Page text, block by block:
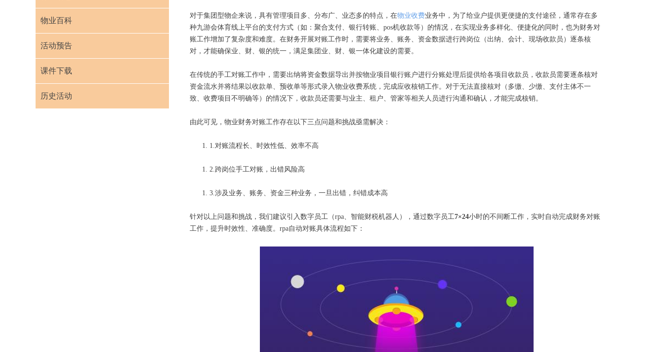
对于集团型物企来说，具有管理项目多、分布广、业态多的特点，在物业收费业务中，为了给业户提供更便捷的支付途径，通常存在多
种九游会体育线上平台的支付方式（如：聚合支付、银行转账、pos机收款等）的情况，在实现业务多样化、便捷化的同时，也为财务对
账工作增加了复杂度和难度。在财务开展对账工作时，需要将业务、账务、资金数据进行跨岗位（出纳、会计、现场收款员）逐条核
对，才能确保业、财、银的统一，满足集团业、财、银一体化建设的需要。
在传统的手工对账工作中，需要出纳将资金数据导出并按物业项目银行账户进行分账处理后提供给各项目收款员，收款员需要逐条核对
资金流水并将结果以收款单、预收单等形式录入物业收费系统，完成应收核销工作。对于无法直接核对（多缴、少缴、支付主体不一
致、收费项目不明确等）的情况下，收款员还需要与业主、租户、管家等相关人员进行沟通和确认，才能完成核销。
由此可见，物业财务对账工作存在以下三点问题和挑战亟需解决：
1.对账流程长、时效性低、效率不高
2.跨岗位手工对账，出错风险高
3.涉及业务、账务、资金三种业务，一旦出错，纠错成本高
针对以上问题和挑战，我们建议引入数字员工（rpa、智能财税机器人），通过数字员工7×24小时的不间断工作，实时自动完成财务对账
工作，提升时效性、准确度。rpa自动对账具体流程如下：
物业百科
活动预告
课件下载
历史活动